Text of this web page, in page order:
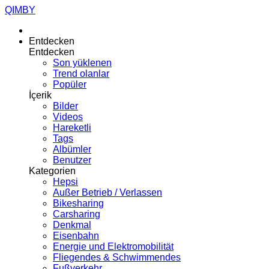
QIMBY
Entdecken
Entdecken
Son yüklenen
Trend olanlar
Popüler
İçerik
Bilder
Videos
Hareketli
Tags
Albümler
Benutzer
Kategorien
Hepsi
Außer Betrieb / Verlassen
Bikesharing
Carsharing
Denkmal
Eisenbahn
Energie und Elektromobilität
Fliegendes & Schwimmendes